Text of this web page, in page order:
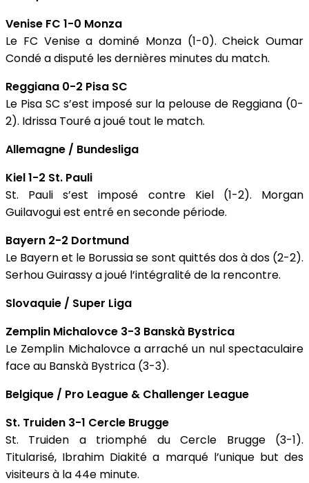
Venise FC 1-0 Monza
Le FC Venise a dominé Monza (1-0). Cheick Oumar
Condé a disputé les dernières minutes du match.
Reggiana 0-2 Pisa SC
Le Pisa SC s’est imposé sur la pelouse de Reggiana (0-
2). Idrissa Touré a joué tout le match.
Allemagne / Bundesliga
Kiel 1-2 St. Pauli
St. Pauli s’est imposé contre Kiel (1-2). Morgan
Guilavogui est entré en seconde période.
Bayern 2-2 Dortmund
Le Bayern et le Borussia se sont quittés dos à dos (2-2).
Serhou Guirassy a joué l’intégralité de la rencontre.
Slovaquie / Super Liga
Zemplin Michalovce 3-3 Banskà Bystrica
Le Zemplin Michalovce a arraché un nul spectaculaire
face au Banskà Bystrica (3-3).
Belgique / Pro League & Challenger League
St. Truiden 3-1 Cercle Brugge
St. Truiden a triomphé du Cercle Brugge (3-1).
Titularisé, Ibrahim Diakité a marqué l’unique but des
visiteurs à la 44e minute.